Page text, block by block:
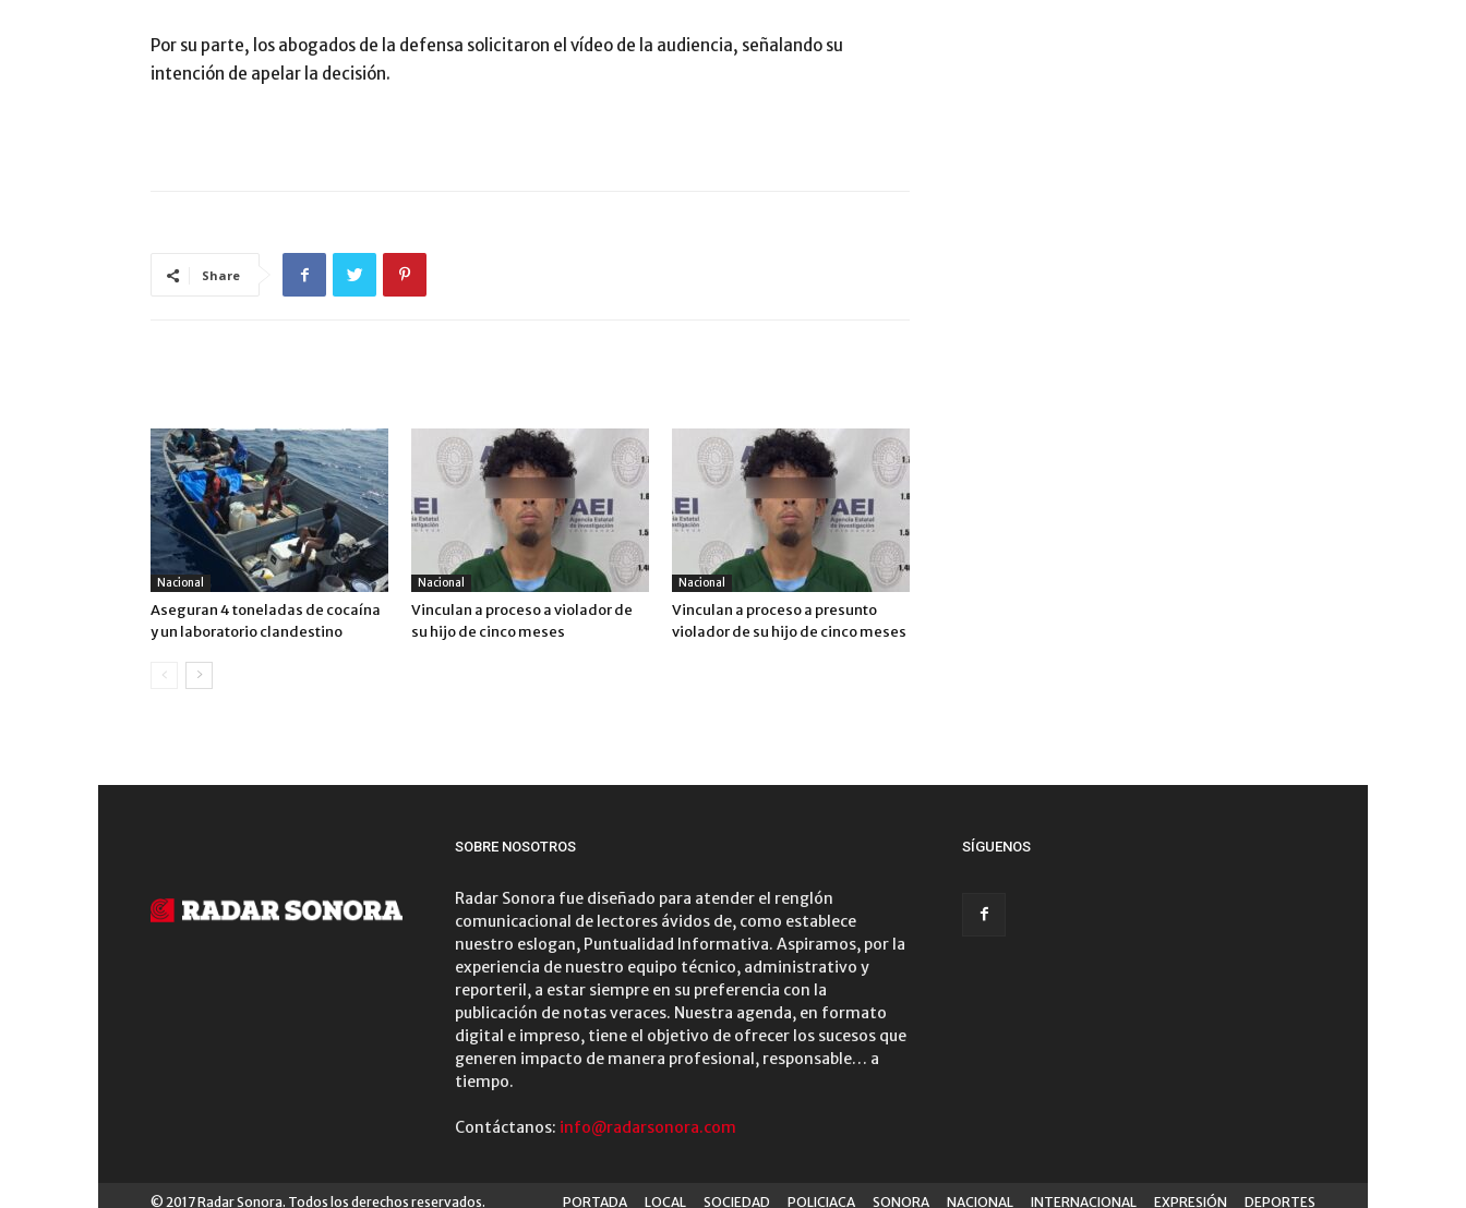
Por su parte, los abogados de la defensa solicitaron el vídeo de la audiencia, señalando su
intención de apelar la decisión.
Share
Nacional
Aseguran 4 toneladas de cocaína
y un laboratorio clandestino
Nacional
Vinculan a proceso a violador de
su hijo de cinco meses
Nacional
Vinculan a proceso a presunto
violador de su hijo de cinco meses
SOBRE NOSOTROS
Radar Sonora fue diseñado para atender el renglón
comunicacional de lectores ávidos de, como establece
nuestro eslogan, Puntualidad Informativa. Aspiramos, por la
experiencia de nuestro equipo técnico, administrativo y
reporteril, a estar siempre en su preferencia con la
publicación de notas veraces. Nuestra agenda, en formato
digital e impreso, tiene el objetivo de ofrecer los sucesos que
generen impacto de manera profesional, responsable… a
tiempo.
Contáctanos: info@radarsonora.com
SÍGUENOS
PORTADA LOCAL SOCIEDAD POLICIACA SONORA NACIONAL INTERNACIONAL EXPRESIÓN DEPORTES
© 2017 Radar Sonora. Todos los derechos reservados.